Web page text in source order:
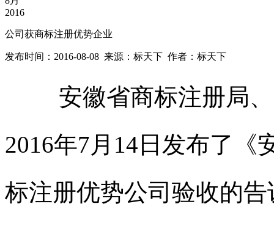
2016
公司获商标注册优势企业
发布时间：2016-08-08 来源：标天下 作者：标天下
安徽省商标注册局
2016年7月14日发布了《
标注册优势公司验收的